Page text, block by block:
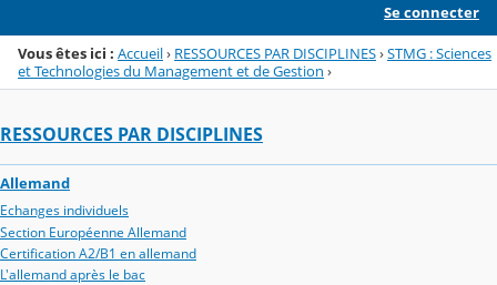
Se connecter
Vous êtes ici : Accueil› RESSOURCES PAR DISCIPLINES›STMG : Sciences
et Technologies du Management et de Gestion ›
RESSOURCES PAR DISCIPLINES
Allemand
Echanges individuels
Section Européenne Allemand
Certification A2/B1 en allemand
L'allemand après le bac